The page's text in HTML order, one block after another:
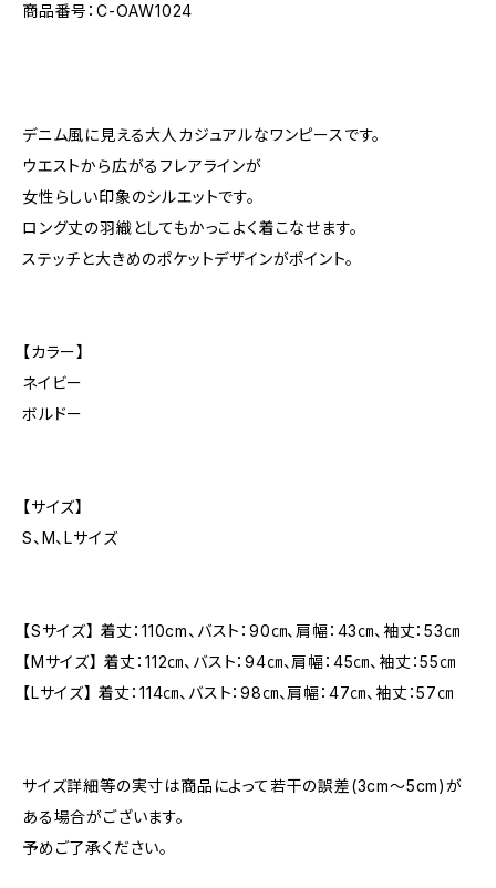
商品番号：C-OAW1024
デニム風に見える大人カジュアルなワンピースです。
ウエストから広がるフレアラインが
女性らしい印象のシルエットです。
ロング丈の羽織としてもかっこよく着こなせます。
ステッチと大きめのポケットデザインがポイント。
【カラー】
ネイビー
ボルドー
【サイズ】
S、M、Lサイズ
【Sサイズ】 着丈：110cm、バスト：90㎝、肩幅：43㎝、袖丈：53㎝
【Mサイズ】 着丈：112㎝、バスト：94㎝、肩幅：45㎝、袖丈：55㎝
【Lサイズ】 着丈：114㎝、バスト：98㎝、肩幅：47㎝、袖丈：57㎝
サイズ詳細等の実寸は商品によって若干の誤差(3cm〜5cm)が
ある場合がございます。
予めご了承ください。